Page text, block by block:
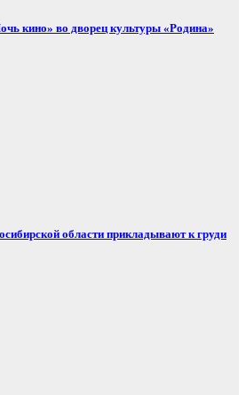
кино» во дворец культуры «Родина»
области прикладывают к груди